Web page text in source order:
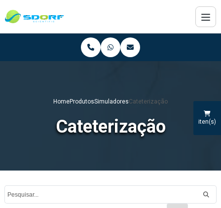
iten(s)
HomeProdutosSimuladoresCateterização
Cateterização